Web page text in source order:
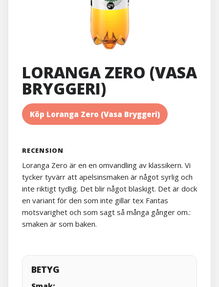
LORANGA ZERO (VASA
BRYGGERI)
Köp Loranga Zero (Vasa Bryggeri)
RECENSION
Loranga Zero är en en omvandling av klassikern. Vi
tycker tyvärr att apelsinsmaken är något syrlig och
inte riktigt tydlig. Det blir något blaskigt. Det är dock
en variant för den som inte gillar tex Fantas
motsvarighet och som sagt så många gånger om.:
smaken är som baken.
BETYG